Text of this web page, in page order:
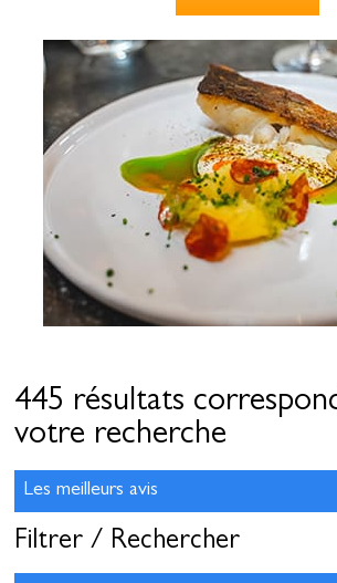
445 résultats
votre recherche
Filtrer / Rechercher